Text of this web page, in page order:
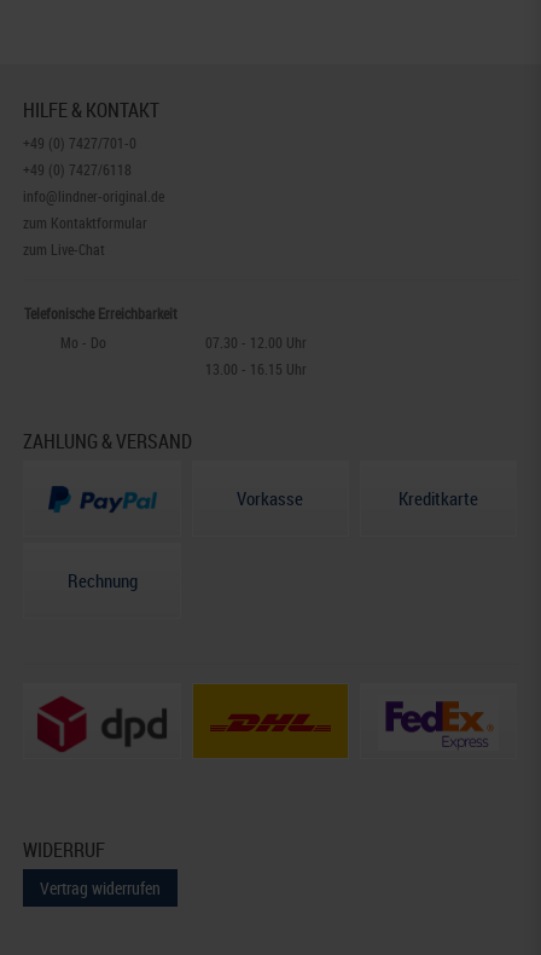
HILFE & KONTAKT
+49 (0) 7427/701-0
+49 (0) 7427/6118
info@lindner-original.de
zum Kontaktformular
zum Live-Chat
Telefonische Erreichbarkeit
Mo - Do
07.30 - 12.00 Uhr
13.00 - 16.15 Uhr
ZAHLUNG & VERSAND
Vorkasse Kreditkarte
Rechnung
WIDERRUF
Vertrag widerrufen